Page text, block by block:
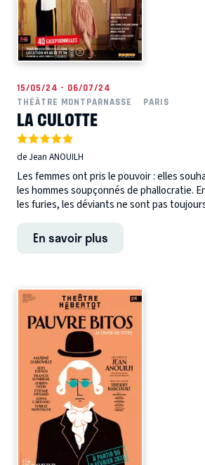
15/05/24 - 06/07/24
THÉÂTRE MONTPARNASSE
PARIS
LA CULOTTE
de Jean ANOUILH
Les femmes ont pris le pouvoir : elles
les hommes soupçonnés de phallocratie.
les furies, les déviants ne sont pas
En savoir plus